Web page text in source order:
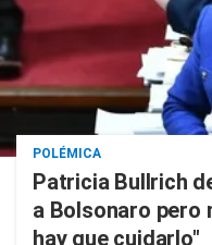
POLÉMICA
Patricia Bullrich
a Bolsonaro pero
hay que cuidarlo"